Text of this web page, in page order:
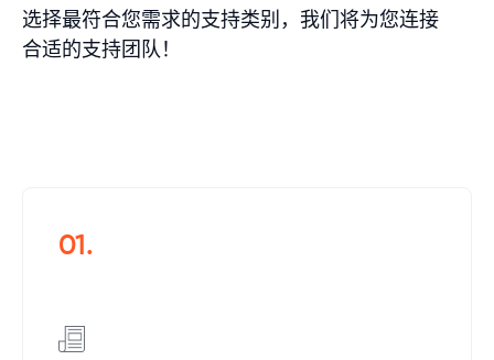
选择最符合您需求的支持类别，我们将为您连接
合适的支持团队！
01.